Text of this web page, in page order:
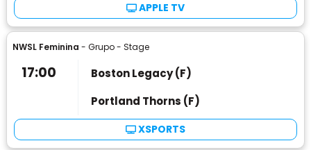
APPLE TV
NWSL Feminina - Grupo - Stage
17:00
Boston Legacy (F)
Portland Thorns (F)
XSPORTS